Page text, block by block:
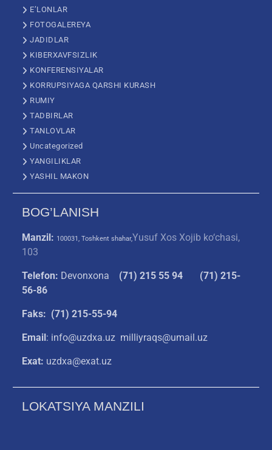
E’LONLAR
FOTOGALEREYA
JADIDLAR
KIBERXAVFSIZLIK
KONFERENSIYALAR
KORRUPSIYAGA QARSHI KURASH
RUMIY
TADBIRLAR
TANLOVLAR
Uncategorized
YANGILIKLAR
YASHIL MAKON
BOG’LANISH
Manzil: 100031, Toshkent shahar,Yusuf Xos Xojib ko‘chasi,
103
Telefon: Devonxona (71) 215 55 94
(71) 215-
56-86
Faks: (71) 215-55-94
Email: info@uzdxa.uz milliyraqs@umail.uz
Exat: uzdxa@exat.uz
LOKATSIYA MANZILI